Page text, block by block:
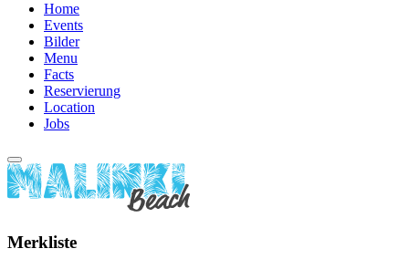
Home
Events
Bilder
Menu
Facts
Reservierung
Location
Jobs
Merkliste